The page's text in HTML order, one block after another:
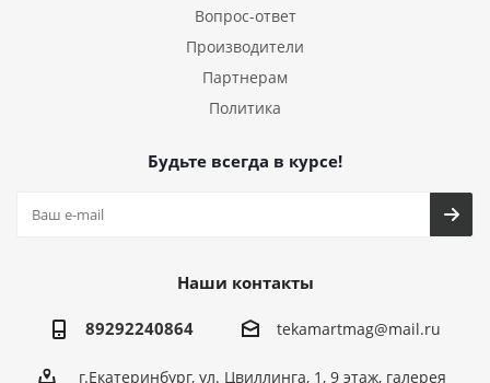
Вопрос-ответ
Производители
Партнерам
Политика
Будьте всегда в курсе!
Наши контакты
89292240864 tekamartmag@mail.ru
г.Екатеринбург, ул. Цвиллинга, 1, 9 этаж, галерея